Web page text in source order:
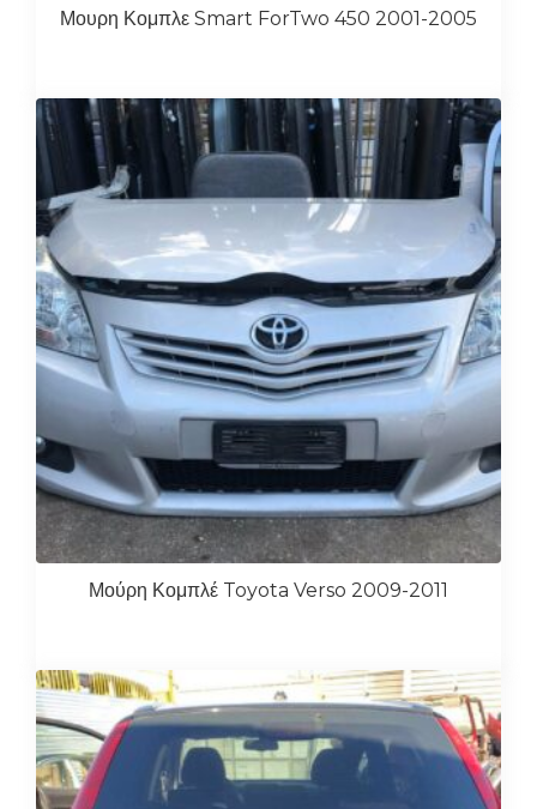
Μουρη Κομπλε Smart ForTwo 450 2001-2005
Μούρη Κομπλέ Toyota Verso 2009-2011